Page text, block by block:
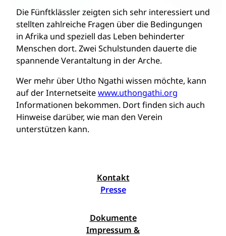
Die Fünftklässler zeigten sich sehr interessiert und
stellten zahlreiche Fragen über die Bedingungen
in Afrika und speziell das Leben behinderter
Menschen dort. Zwei Schulstunden dauerte die
spannende Verantaltung in der Arche.
Wer mehr über Utho Ngathi wissen möchte, kann
auf der Internetseitewww.uthongathi.org
Informationen bekommen. Dort finden sich auch
Hinweise darüber, wie man den Verein
unterstützen kann.
Kontakt
Presse
Dokumente
Impressum &